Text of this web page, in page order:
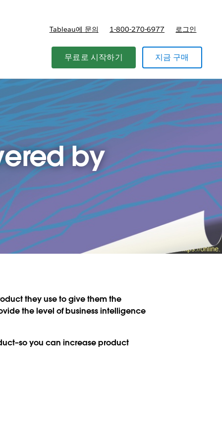
Tableau에 문의 1-800-270-6977 로그인
무료로 시작하기 지금 구매
by
they use to give them the
the level of business intelligence
you can increase product